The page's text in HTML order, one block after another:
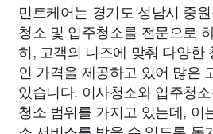
민트케어는 경기도 성남시 중
청소 및 입주청소를 전문으로
히, 고객의 니즈에 맞춰 다양한
인 가격을 제공하고 있어 많은
있습니다. 이사청소와 입주청
청소 범위를 가지고 있는데, 이